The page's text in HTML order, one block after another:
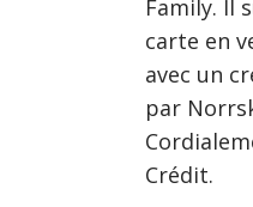
Family. Il
carte en
avec un
par
Crédit.